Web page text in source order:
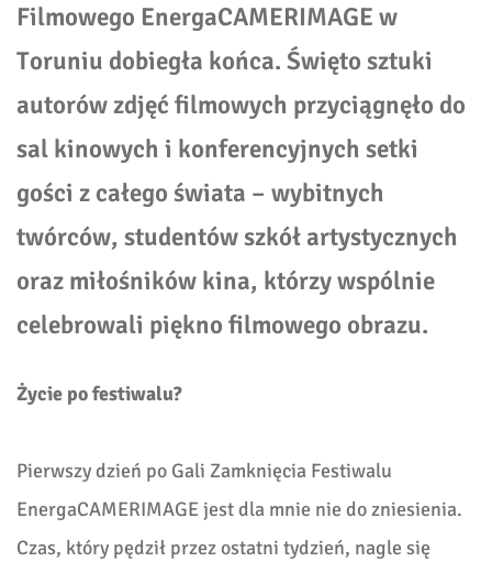
Filmowego EnergaCAMERIMAGE w
Toruniu dobiegła końca. Święto sztuki
autorów zdjęć filmowych przyciągnęło do
sal kinowych i konferencyjnych setki
gości z całego świata – wybitnych
twórców, studentów szkół artystycznych
oraz miłośników kina, którzy wspólnie
celebrowali piękno filmowego obrazu.
Życie po festiwalu?
Pierwszy dzień po Gali Zamknięcia Festiwalu
EnergaCAMERIMAGE jest dla mnie nie do zniesienia.
Czas, który pędził przez ostatni tydzień, nagle się